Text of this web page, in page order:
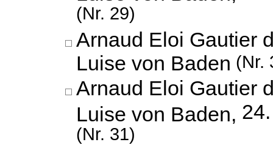
(Nr. 29)
Arnaud Eloi Gautier
Luise von Baden (Nr.
Arnaud Eloi Gautier
Luise von Baden,
(Nr. 31)